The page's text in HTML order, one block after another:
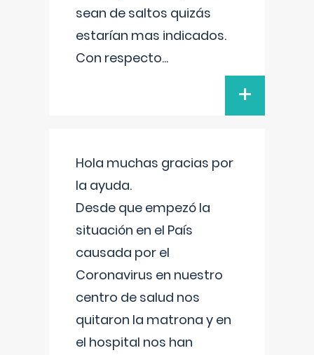
sean de saltos quizás
estarían mas indicados.
Con respecto...
+
Hola muchas gracias por
la ayuda.
Desde que empezó la
situación en el País
causada por el
Coronavirus en nuestro
centro de salud nos
quitaron la matrona y en
el hospital nos han